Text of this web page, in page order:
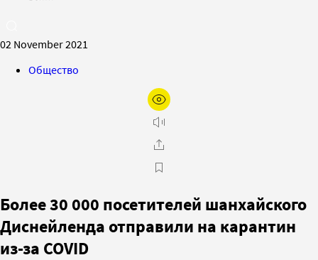
02 November 2021
Общество
Более 30 000 посетителей шанхайского
Диснейленда отправили на карантин
из-за COVID